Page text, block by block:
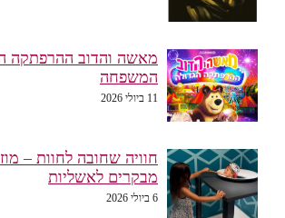
מאשה והדוב ההרפתקה
המשפחה
11 ביולי 2026
חוויה שחובה לחוות –
מבקרים לאשליות
6 ביולי 2026